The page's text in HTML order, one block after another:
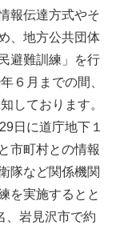
報伝達方式やそ
、地方公共団体
避難訓練」を行
６月までの間、
しております。
日に道庁地下１
市町村との情報
隊など関係機関
を実施するとと
、岩見沢市で約